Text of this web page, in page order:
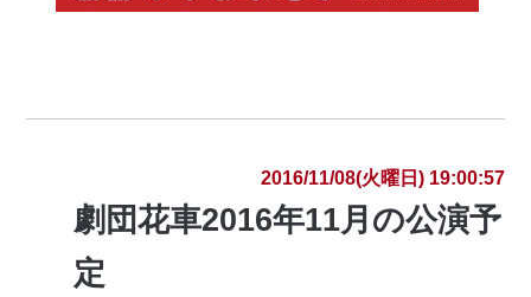
2016/11/08(火曜日) 19:00:57
劇団花車2016年11月の公演予
定